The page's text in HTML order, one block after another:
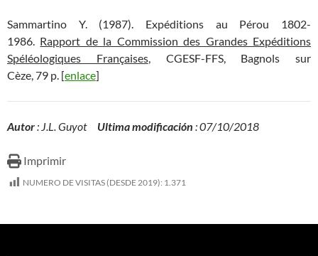
Sammartino Y. (1987). Expéditions au Pérou 1802-
1986. Rapport de la Commission des Grandes Expéditions
Spéléologiques Françaises, CGESF-FFS, Bagnols sur
Cèze, 79 p. [enlace]
Autor: J.L. Guyot Ultima modificación : 07/10/2018
Imprimir
NUMERO DE VISITAS (DESDE 2019): 1.371